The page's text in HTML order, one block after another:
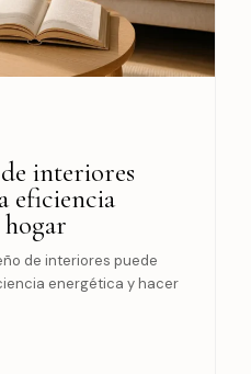
interiores
eficiencia
de interiores puede
energética y hacer